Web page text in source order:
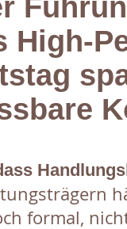
High-
formal,